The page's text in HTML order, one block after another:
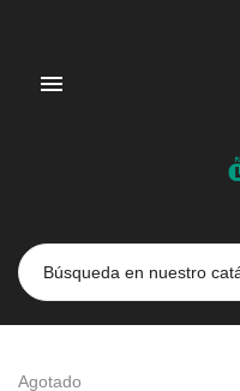

Agotado